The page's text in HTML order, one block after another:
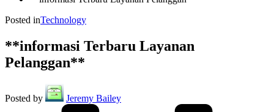
Posted inTechnology
**informasi Terbaru Layanan
Pelanggan**
Posted by Jeremy Bailey